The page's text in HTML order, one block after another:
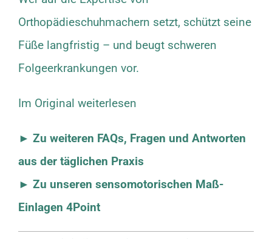
Orthopädieschuhmachern setzt, schützt seine
Füße langfristig – und beugt schweren
Folgeerkrankungen vor.
Im Original weiterlesen
► Zu weiteren FAQs, Fragen und Antworten
aus der täglichen Praxis
► Zu unseren sensomotorischen Maß-
Einlagen 4Point